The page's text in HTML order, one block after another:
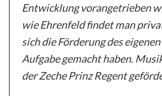
Entwicklung vorangetrieben
wie Ehrenfeld findet man
sich die Förderung des
Aufgabe gemacht haben.
der Zeche Prinz Regent